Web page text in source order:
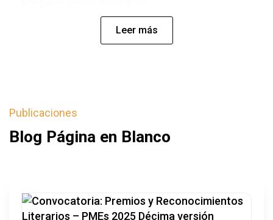
Leer más
Publicaciones
Blog Página en Blanco